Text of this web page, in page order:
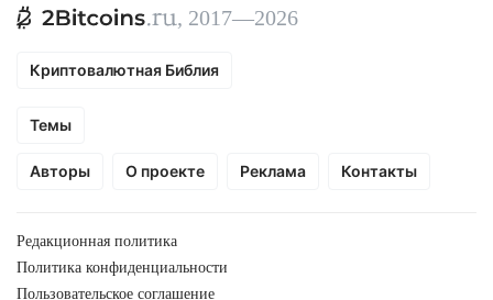
, 2017—2026
Криптовалютная Библия
Темы
Авторы О проекте Реклама Контакты
Редакционная политика
Политика конфиденциальности
Пользовательское соглашение